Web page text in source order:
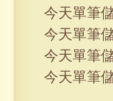
今天單筆
今天單筆
今天單筆
今天單筆